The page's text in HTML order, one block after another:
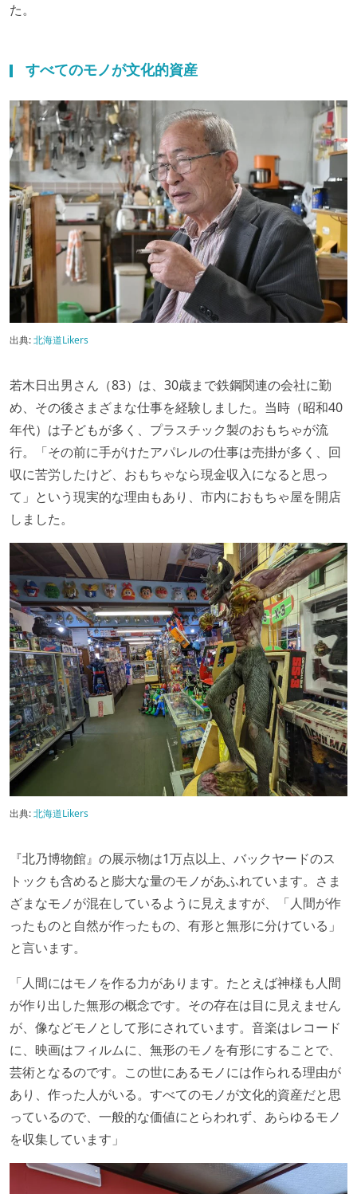
た。
すべてのモノが文化的資産
出典:北海道Likers
若木日出男さん（83）は、30歳まで鉄鋼関連の会社に勤
め、その後さまざまな仕事を経験しました。当時（昭和40
年代）は子どもが多く、プラスチック製のおもちゃが流
行。「その前に手がけたアパレルの仕事は売掛が多く、回
収に苦労したけど、おもちゃなら現金収入になると思っ
て」という現実的な理由もあり、市内におもちゃ屋を開店
しました。
出典:北海道Likers
『北乃博物館』の展示物は1万点以上、バックヤードのス
トックも含めると膨大な量のモノがあふれています。さま
ざまなモノが混在しているように見えますが、「人間が作
ったものと自然が作ったもの、有形と無形に分けている」
と言います。
「人間にはモノを作る力があります。たとえば神様も人間
が作り出した無形の概念です。その存在は目に見えません
が、像などモノとして形にされています。音楽はレコード
に、映画はフィルムに、無形のモノを有形にすることで、
芸術となるのです。この世にあるモノには作られる理由が
あり、作った人がいる。すべてのモノが文化的資産だと思
っているので、一般的な価値にとらわれず、あらゆるモノ
を収集しています」